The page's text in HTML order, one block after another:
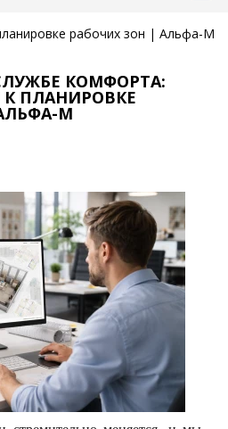
рабочих зон | Альфа-М
КОМФОРТА:
ПЛАНИРОВКЕ
М